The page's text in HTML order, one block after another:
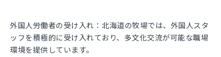
外国人労働者の受け入れ： 北海道の牧場では、外国人スタ
ッフを積極的に受け入れており、多文化交流が可能な職場
環境を提供しています。